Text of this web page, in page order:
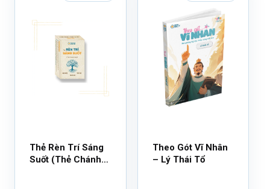
Thẻ Rèn Trí Sáng
Suốt (Thẻ Chánh
Theo Gót Vĩ Nhân
– Lý Thái Tổ